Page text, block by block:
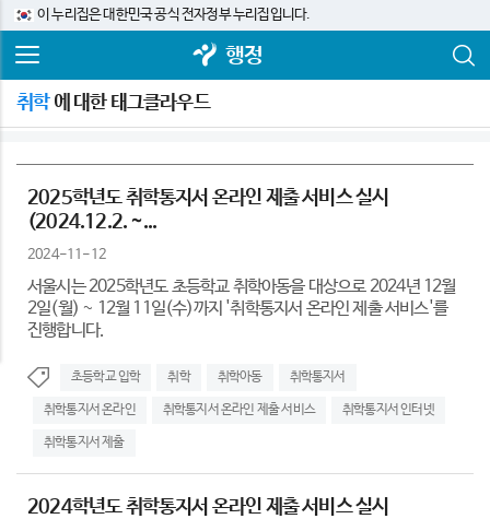
이 누리집은 대한민국 공식 전자정부 누리집입니다.
행정
취학에 대한 태그클라우드
2025학년도 취학통지서 온라인 제출 서비스 실시
(2024.12.2. ~...
2024-11-12
서울시는 2025학년도 초등학교 취학아동을 대상으로 2024년 12월
2일(월) ~ 12월 11일(수)까지 '취학통지서 온라인 제출 서비스'를
진행합니다.
초등학교 입학 취학 취학아동 취학통지서
취학통지서 온라인 취학통지서 온라인 제출 서비스 취학통지서 인터넷
취학통지서 제출
2024학년도 취학통지서 온라인 제출 서비스 실시